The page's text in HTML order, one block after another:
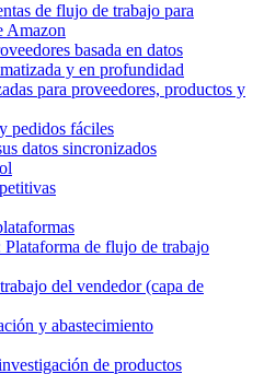
de flujo de trabajo para
Amazon
basada en datos
y en profundidad
para proveedores, productos y
pedidos fáciles
datos sincronizados
de flujo de trabajo
del vendedor (capa de
y abastecimiento
de productos